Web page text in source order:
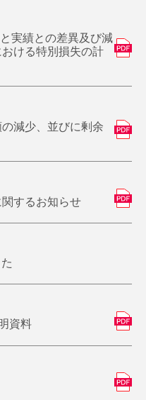
実績との差異及び減
ける特別損失の計
減少、並びに剰余
するお知らせ
資料